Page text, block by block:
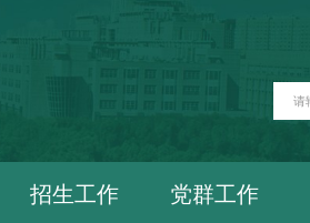
招生工作 党群工作